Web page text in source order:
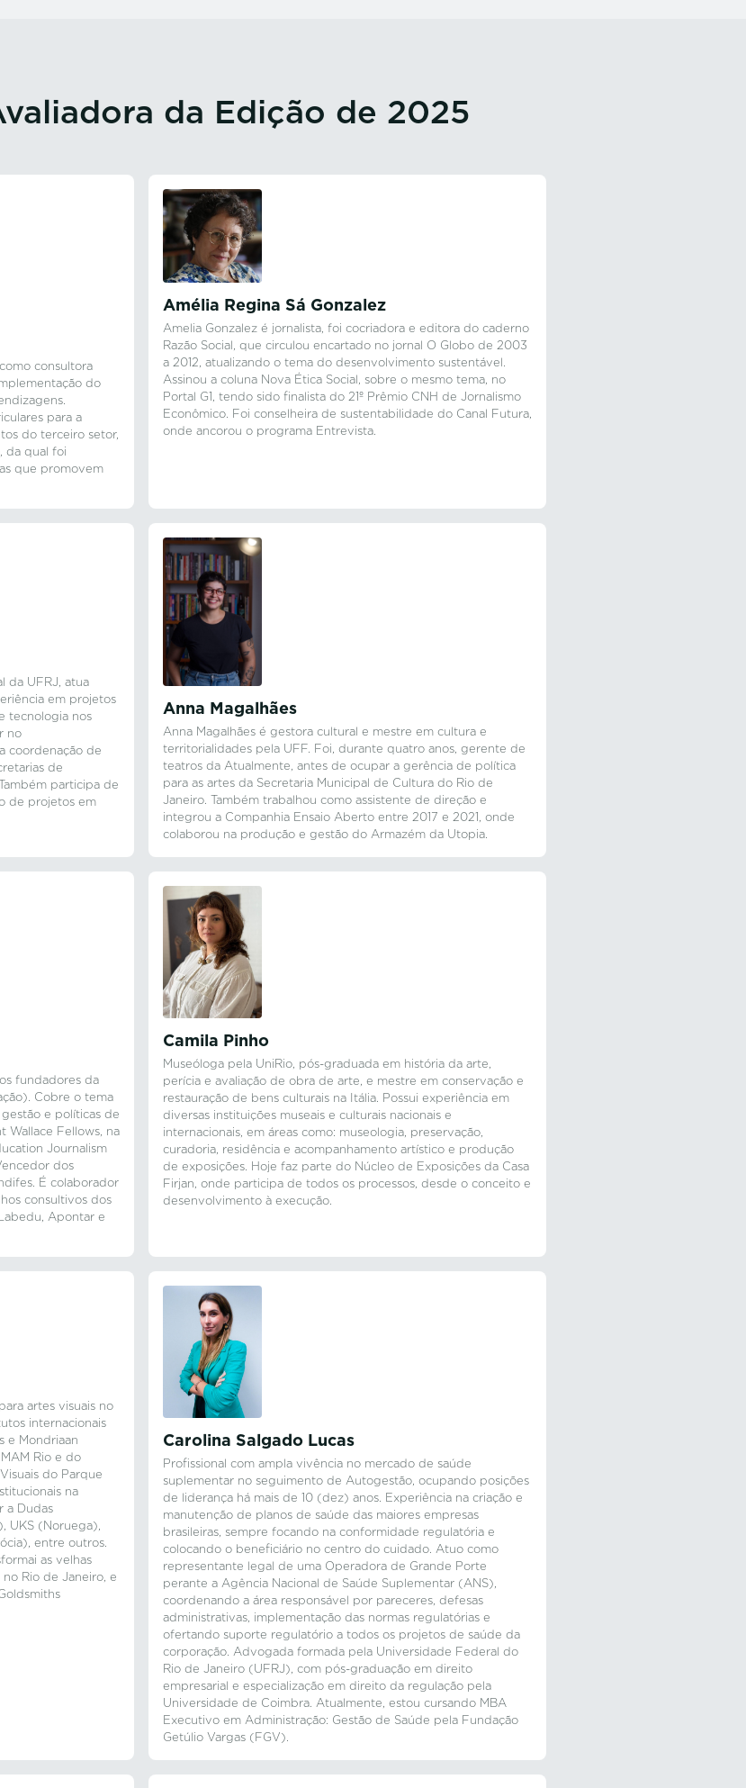
da Edição de 2025
consultora
do
para a
do terceiro setor,
da qual foi
que promovem
Amélia Regina Sá Gonzalez
Amelia Gonzalez é jornalista, foi cocriadora e editora do caderno
Razão Social, que circulou encartado no jornal O Globo de 2003
a 2012, atualizando o tema do desenvolvimento sustentável.
Assinou a coluna Nova Ética Social, sobre o mesmo tema, no
Portal G1, tendo sido finalista do 21º Prêmio CNH de Jornalismo
Econômico. Foi conselheira de sustentabilidade do Canal Futura,
onde ancorou o programa Entrevista.
da UFRJ, atua
em projetos
tecnologia nos
no
coordenação de
de
participa de
de projetos em
Anna Magalhães
Anna Magalhães é gestora cultural e mestre em cultura e
territorialidades pela UFF. Foi, durante quatro anos, gerente de
teatros da Atualmente, antes de ocupar a gerência de política
para as artes da Secretaria Municipal de Cultura do Rio de
Janeiro. Também trabalhou como assistente de direção e
integrou a Companhia Ensaio Aberto entre 2017 e 2021, onde
colaborou na produção e gestão do Armazém da Utopia.
fundadores da
Cobre o tema
e políticas de
Wallace Fellows, na
Journalism
dos
É colaborador
consultivos dos
Apontar e
Camila Pinho
Museóloga pela UniRio, pós-graduada em história da arte,
perícia e avaliação de obra de arte, e mestre em conservação e
restauração de bens culturais na Itália. Possui experiência em
diversas instituições museais e culturais nacionais e
internacionais, em áreas como: museologia, preservação,
curadoria, residência e acompanhamento artístico e produção
de exposições. Hoje faz parte do Núcleo de Exposições da Casa
Firjan, onde participa de todos os processos, desde o conceito e
desenvolvimento à execução.
artes visuais no
internacionais
e Mondriaan
Rio e do
do Parque
na
a Dudas
UKS (Noruega),
entre outros.
as velhas
Rio de Janeiro, e
Carolina Salgado Lucas
Profissional com ampla vivência no mercado de saúde
suplementar no seguimento de Autogestão, ocupando posições
de liderança há mais de 10 (dez) anos. Experiência na criação e
manutenção de planos de saúde das maiores empresas
brasileiras, sempre focando na conformidade regulatória e
colocando o beneficiário no centro do cuidado. Atuo como
representante legal de uma Operadora de Grande Porte
perante a Agência Nacional de Saúde Suplementar (ANS),
coordenando a área responsável por pareceres, defesas
administrativas, implementação das normas regulatórias e
ofertando suporte regulatório a todos os projetos de saúde da
corporação. Advogada formada pela Universidade Federal do
Rio de Janeiro (UFRJ), com pós-graduação em direito
empresarial e especialização em direito da regulação pela
Universidade de Coimbra. Atualmente, estou cursando MBA
Executivo em Administração: Gestão de Saúde pela Fundação
Getúlio Vargas (FGV).